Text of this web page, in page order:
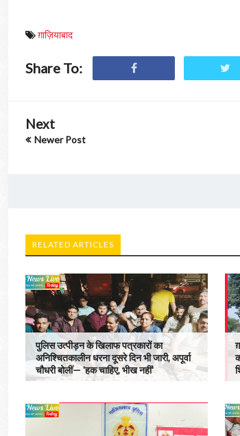
ग़ाज़ियाबाद
Share To:
Next
Newer Post
RELATED ARTICLES
पुलिस उत्पीड़न के खिलाफ पत्रकारों का
अनिश्चितकालीन धरना दूसरे दिन भी जारी, अपूर्वा
चौधरी बोलीं— 'हक चाहिए, भीख नहीं'